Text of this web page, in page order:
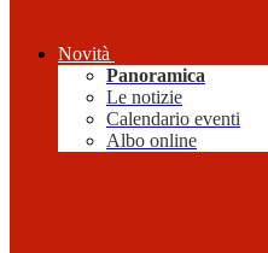
Novità
Panoramica
Le notizie
Calendario eventi
Albo online